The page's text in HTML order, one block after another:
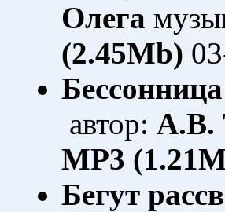
Олега
(2.45Mb)
Бессонница
автор: А.В.
MP3
Бегут